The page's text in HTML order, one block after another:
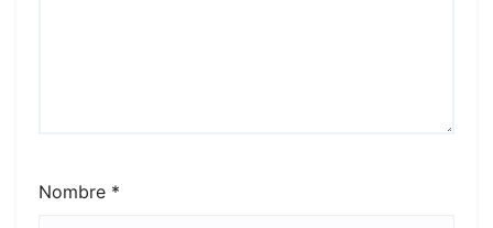
Nombre *